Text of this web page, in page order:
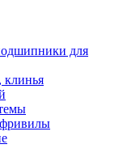
для
клинья
фривилы